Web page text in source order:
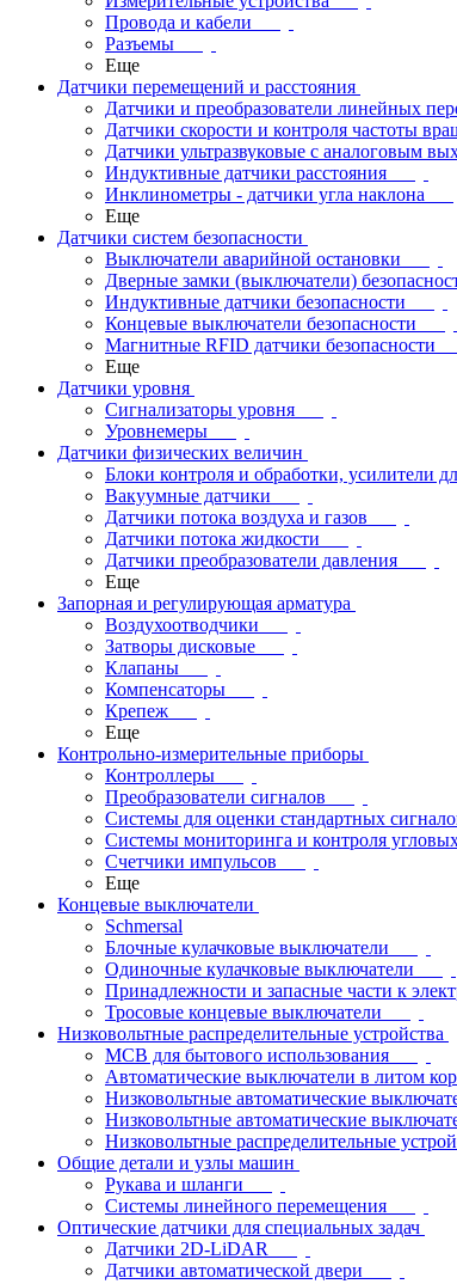
Провода и кабели
Разъемы
Еще
Датчики перемещений и расстояния
Датчики и преобразователи линейных
Датчики скорости и контроля частоты
Датчики ультразвуковые с аналоговым
Индуктивные датчики расстояния
Инклинометры - датчики угла наклона
Еще
Датчики систем безопасности
Выключатели аварийной остановки
Дверные замки (выключатели)
Индуктивные датчики безопасности
Концевые выключатели безопасности
Магнитные RFID датчики безопасности
Еще
Датчики уровня
Сигнализаторы уровня
Уровнемеры
Датчики физических величин
Блоки контроля и обработки, усилители
Вакуумные датчики
Датчики потока воздуха и газов
Датчики потока жидкости
Датчики преобразователи давления
Еще
Запорная и регулирующая арматура
Воздухоотводчики
Затворы дисковые
Клапаны
Компенсаторы
Крепеж
Еще
Контрольно-измерительные приборы
Контроллеры
Преобразователи сигналов
Системы для оценки стандартных
Системы мониторинга и контроля
Счетчики импульсов
Еще
Концевые выключатели
Schmersal
Блочные кулачковые выключатели
Одиночные кулачковые выключатели
Принадлежности и запасные части к
Тросовые концевые выключатели
Низковольтные распределительные устройства
MCB для бытового использования
Автоматические выключатели в литом
Низковольтные автоматические
Низковольтные автоматические
Низковольтные распределительные
Общие детали и узлы машин
Рукава и шланги
Системы линейного перемещения
Оптические датчики для специальных задач
Датчики 2D-LiDAR
Датчики автоматической двери